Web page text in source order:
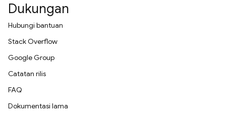
Dukungan
Hubungi bantuan
Stack Overflow
Google Group
Catatan rilis
FAQ
Dokumentasi lama